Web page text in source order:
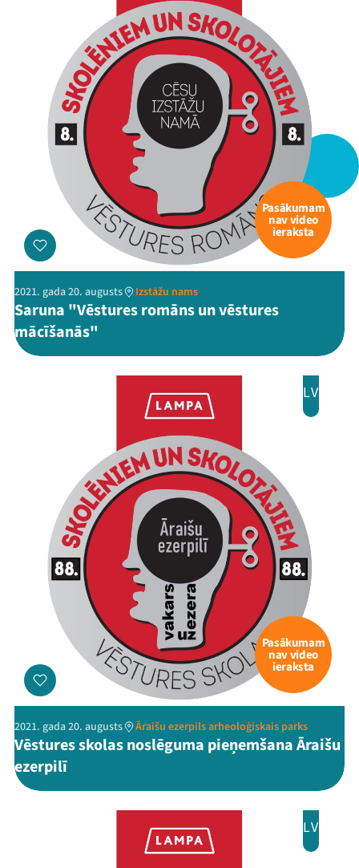
Pasākumam
nav video
ieraksta
2021. gada 20. augusts Izstāžu nams
Saruna "Vēstures romāns un vēstures
mācīšanās"
LV
Pasākumam
nav video
ieraksta
2021. gada 20. augusts Āraišu ezerpils arheoloģiskais parks
Vēstures skolas noslēguma pieņemšana Āraišu
ezerpilī
LV